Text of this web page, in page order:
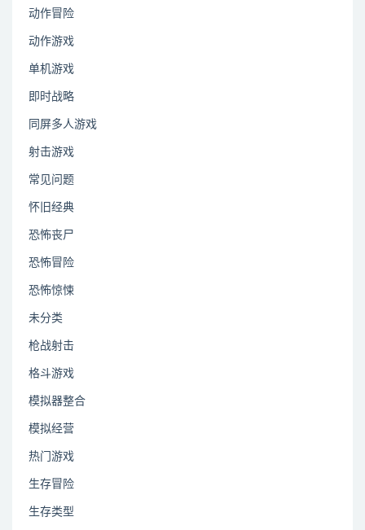
动作冒险
动作游戏
单机游戏
即时战略
同屏多人游戏
射击游戏
常见问题
怀旧经典
恐怖丧尸
恐怖冒险
恐怖惊悚
未分类
枪战射击
格斗游戏
模拟器整合
模拟经营
热门游戏
生存冒险
生存类型